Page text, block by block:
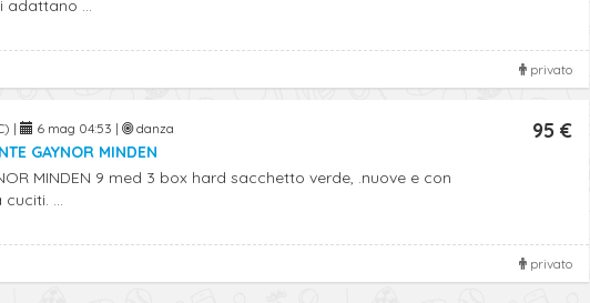
adattano ...
privato
| 6 mag 04:53 | danza
GAYNOR MINDEN
MINDEN 9 med 3 box hard sacchetto verde, .nuove e con
...
95 €
privato